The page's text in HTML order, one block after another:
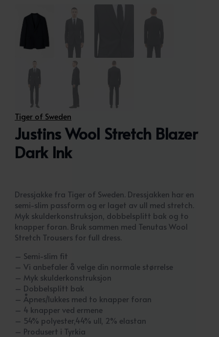
Tiger of Sweden
Justins Wool Stretch Blazer
Dark Ink
Dressjakke fra Tiger of Sweden. Dressjakken har en
semi-slim passform og er laget av ull med stretch.
Myk skulderkonstruksjon, dobbelsplitt bak og to
knapper foran. Bruk sammen med Tenutas Wool
Stretch Trousers for full dress.
– Semi-slim fit
– Vi anbefaler å velge din normale størrelse
– Myk skulderkonstruksjon
– Dobbelsplitt bak
– Åpnes/lukkes med to knapper foran
– 4 knapper ved ermene
– 54% polyester,44% ull, 2% elastan
– Produsert i Tyrkia